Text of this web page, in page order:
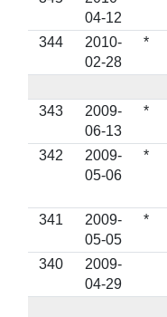
04-12
344
2010-
02-28
*
343
2009-
06-13
*
342
2009-
05-06
*
341
2009-
05-05
*
340
2009-
04-29